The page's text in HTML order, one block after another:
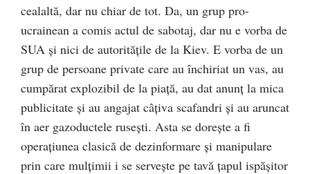
cealaltă, dar nu chiar de tot. Da, un grup pro-
ucrainean a comis actul de sabotaj, dar nu e vorba de
SUA și nici de autoritățile de la Kiev. E vorba de un
grup de persoane private care au închiriat un vas, au
cumpărat explozibil de la piață, au dat anunț la mica
publicitate și au angajat câțiva scafandri și au aruncat
în aer gazoductele rusești. Asta se dorește a fi
operațiunea clasică de dezinformare și manipulare
prin care mulțimii i se servește pe tavă țapul ispășitor